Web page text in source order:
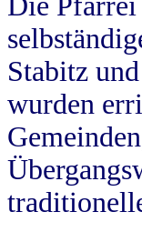
Stabitz
wurden